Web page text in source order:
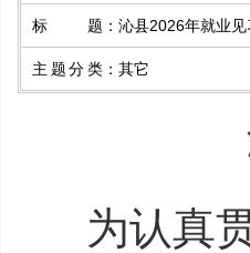
标题 ： 沁县2026年就业
主题分类 ： 其它
为认真